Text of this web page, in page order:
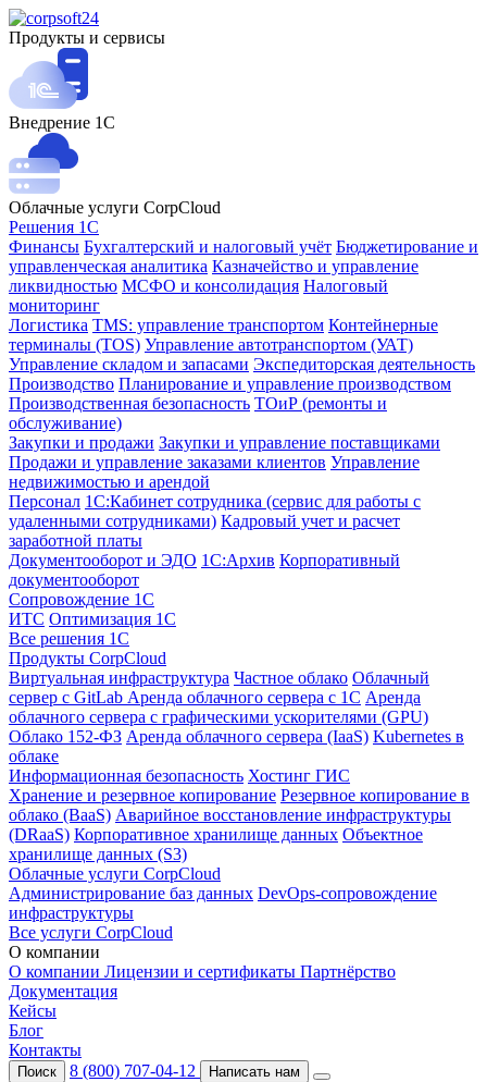
Продукты и сервисы
Внедрение 1С
Облачные услуги CorpCloud
Решения 1С
Финансы Бухгалтерский и налоговый учёт Бюджетирование и
управленческая аналитика Казначейство и управление
ликвидностью МСФО и консолидация Налоговый
мониторинг
Логистика TMS: управление транспортом Контейнерные
терминалы (TOS) Управление автотранспортом (УАТ)
Управление складом и запасами Экспедиторская деятельность
Производство Планирование и управление производством
Производственная безопасность ТОиР (ремонты и
обслуживание)
Закупки и продажи Закупки и управление поставщиками
Продажи и управление заказами клиентов Управление
недвижимостью и арендой
Персонал 1С:Кабинет сотрудника (сервис для работы с
удаленными сотрудниками) Кадровый учет и расчет
заработной платы
Документооборот и ЭДО 1С:Архив Корпоративный
документооборот
Сопровождение 1С
ИТС Оптимизация 1С
Все решения 1С
Продукты CorpCloud
Виртуальная инфраструктура Частное облако Облачный
сервер с GitLab Аренда облачного сервера с 1С Аренда
облачного сервера с графическими ускорителями (GPU)
Облако 152-ФЗ Аренда облачного сервера (IaaS) Kubernetes в
облаке
Информационная безопасность Хостинг ГИС
Хранение и резервное копирование Резервное копирование в
облако (BaaS) Аварийное восстановление инфраструктуры
(DRaaS) Корпоративное хранилище данных Объектное
хранилище данных (S3)
Облачные услуги CorpCloud
Администрирование баз данных DevOps-сопровождение
инфраструктуры
Все услуги CorpCloud
О компании
О компании Лицензии и сертификаты Партнёрство
Документация
Кейсы
Блог
Контакты
Поиск 8 (800) 707-04-12 Написать нам